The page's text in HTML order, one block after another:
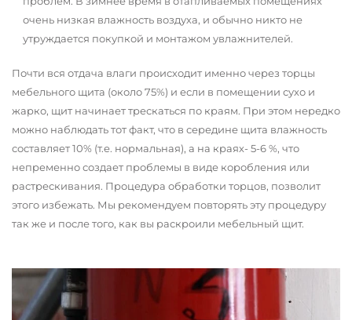
очень низкая влажность воздуха, и обычно никто не
утруждается покупкой и монтажом увлажнителей.
Почти вся отдача влаги происходит именно через торцы
мебельного щита (около 75%) и если в помещении сухо и
жарко, щит начинает трескаться по краям. При этом нередко
можно наблюдать тот факт, что в середине щита влажность
составляет 10% (т.е. нормальная), а на краях- 5-6 %, что
непременно создает проблемы в виде коробления или
растрескивания. Процедура обработки торцов, позволит
этого избежать. Мы рекомендуем повторять эту процедуру
так же и после того, как вы раскроили мебельный щит.